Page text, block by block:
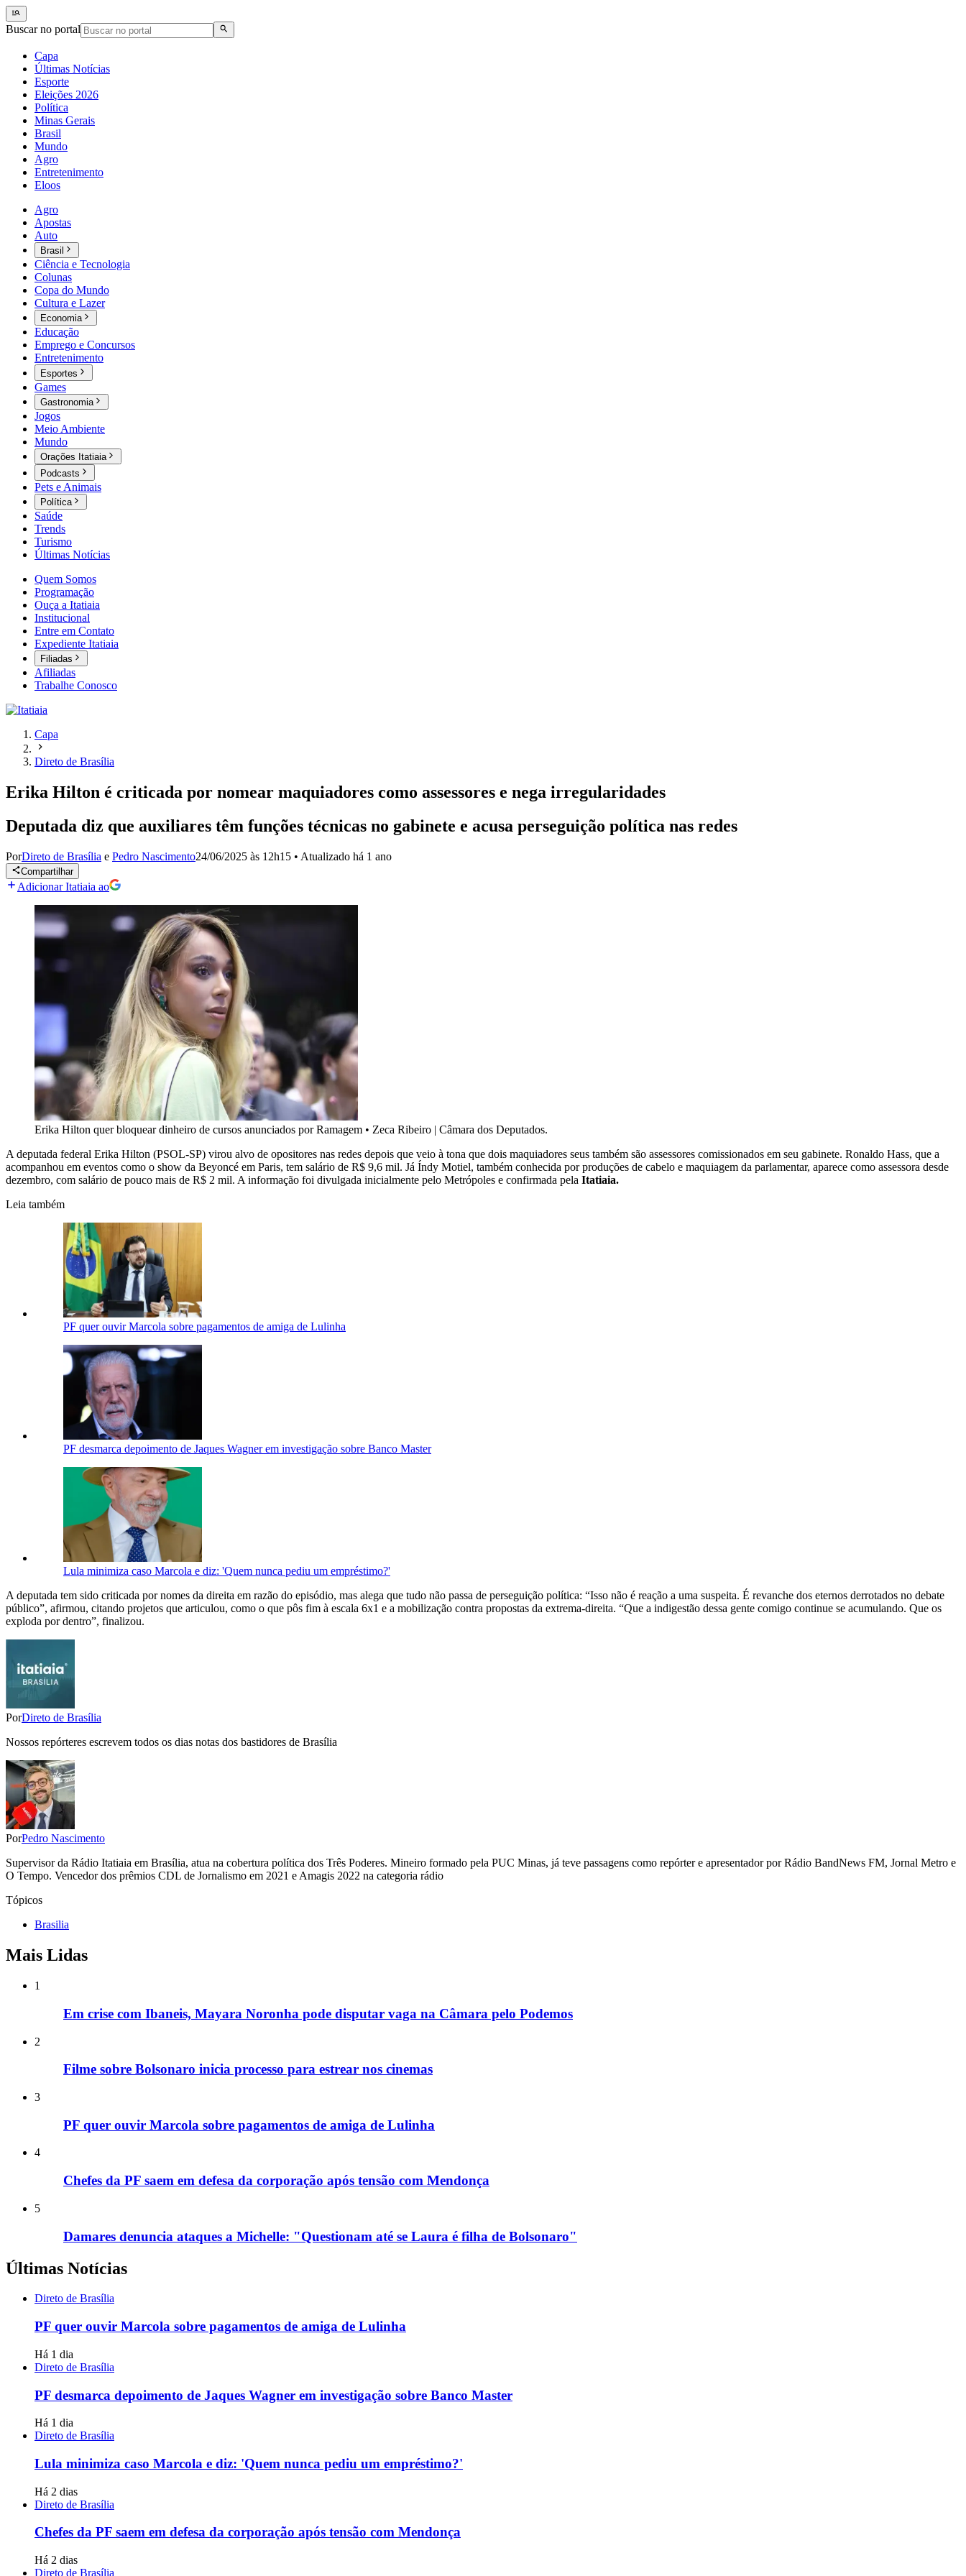
Buscar no portal
Capa
Últimas Notícias
Esporte
Eleições 2026
Política
Minas Gerais
Brasil
Mundo
Agro
Entretenimento
Eloos
Agro
Apostas
Auto
Brasil
Ciência e Tecnologia
Colunas
Copa do Mundo
Cultura e Lazer
Economia
Educação
Emprego e Concursos
Entretenimento
Esportes
Games
Gastronomia
Jogos
Meio Ambiente
Mundo
Orações Itatiaia
Podcasts
Pets e Animais
Política
Saúde
Trends
Turismo
Últimas Notícias
Quem Somos
Programação
Ouça a Itatiaia
Institucional
Entre em Contato
Expediente Itatiaia
Filiadas
Afiliadas
Trabalhe Conosco
Capa
Direto de Brasília
Erika Hilton é criticada por nomear maquiadores como assessores e nega irregularidades
Deputada diz que auxiliares têm funções técnicas no gabinete e acusa perseguição política nas redes
PorDireto de Brasília e Pedro Nascimento24/06/2025 às 12h15 • Atualizado há 1 ano
Compartilhar
Adicionar Itatiaia ao
Erika Hilton quer bloquear dinheiro de cursos anunciados por Ramagem • Zeca Ribeiro | Câmara dos Deputados.
A deputada federal Erika Hilton (PSOL-SP) virou alvo de opositores nas redes depois que veio à tona que dois maquiadores seus também são assessores comissionados em seu gabinete. Ronaldo Hass, que a
acompanhou em eventos como o show da Beyoncé em Paris, tem salário de R$ 9,6 mil. Já Índy Motiel, também conhecida por produções de cabelo e maquiagem da parlamentar, aparece como assessora desde
dezembro, com salário de pouco mais de R$ 2 mil. A informação foi divulgada inicialmente pelo Metrópoles e confirmada pela Itatiaia.
Leia também
PF quer ouvir Marcola sobre pagamentos de amiga de Lulinha
PF desmarca depoimento de Jaques Wagner em investigação sobre Banco Master
Lula minimiza caso Marcola e diz: 'Quem nunca pediu um empréstimo?'
A deputada tem sido criticada por nomes da direita em razão do episódio, mas alega que tudo não passa de perseguição política: “Isso não é reação a uma suspeita. É revanche dos eternos derrotados no debate
público”, afirmou, citando projetos que articulou, como o que pôs fim à escala 6x1 e a mobilização contra propostas da extrema-direita. “Que a indigestão dessa gente comigo continue se acumulando. Que os
exploda por dentro”, finalizou.
PorDireto de Brasília
Nossos repórteres escrevem todos os dias notas dos bastidores de Brasília
PorPedro Nascimento
Supervisor da Rádio Itatiaia em Brasília, atua na cobertura política dos Três Poderes. Mineiro formado pela PUC Minas, já teve passagens como repórter e apresentador por Rádio BandNews FM, Jornal Metro e
O Tempo. Vencedor dos prêmios CDL de Jornalismo em 2021 e Amagis 2022 na categoria rádio
Tópicos
Brasilia
Mais Lidas
1
Em crise com Ibaneis, Mayara Noronha pode disputar vaga na Câmara pelo Podemos
2
Filme sobre Bolsonaro inicia processo para estrear nos cinemas
3
PF quer ouvir Marcola sobre pagamentos de amiga de Lulinha
4
Chefes da PF saem em defesa da corporação após tensão com Mendonça
5
Damares denuncia ataques a Michelle: "Questionam até se Laura é filha de Bolsonaro"
Últimas Notícias
Direto de Brasília
PF quer ouvir Marcola sobre pagamentos de amiga de Lulinha
Há 1 dia
Direto de Brasília
PF desmarca depoimento de Jaques Wagner em investigação sobre Banco Master
Há 1 dia
Direto de Brasília
Lula minimiza caso Marcola e diz: 'Quem nunca pediu um empréstimo?'
Há 2 dias
Direto de Brasília
Chefes da PF saem em defesa da corporação após tensão com Mendonça
Há 2 dias
Direto de Brasília